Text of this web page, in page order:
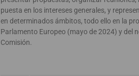
puesta en los intereses generales, y
en determinados ámbitos, todo ello en la
Parlamento Europeo (mayo de 2024) y del
Comisión.